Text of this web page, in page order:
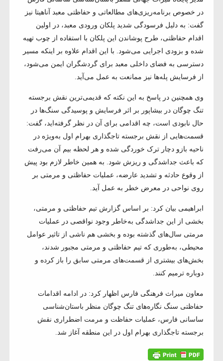
در خصوص برنامه‌ریزی‌های مطالعاتی و حفاظتی معبد آناهیتا نیز
گفت: به دلیل فرسودگی شدید پلکان ورودی معبد، در اولین
اقدام حفاظتی، طرح پوشاندن این پلکان با استفاده از چوب تهیه
شده و بزودی اجرایی می‌شود. با این اقدام علاوه بر اینکه مسیر
دسترسی به فضای داخلی معبد برای گردشگران ایمن می‌شود،
از فرسایش پله‌ها نیز ممانعت به عمل می‌آید.
وی همچنین در پاسخ به این نکته که قدیمی‌ترین نقش برجسته
تنگ چوگان در بیشاپور بر اثر فرسایش و پوسیدگی سنگ‌ها در
حال نابودی است، چه اقدامی برای آن در نظر گرفته‌اید، گفت:
قسمت‌هایی از نقش برجسته تاجگذاری بهرام اول به‌ویژه در
ناحیه بازو دچار ترک خوردگی شده و هر لحظه بیم آن می‌رفت
که باعث جداشدگی و ریزش شود. به همین خاطر لازم بود پیش
از وقوع حادثه و تشدید عارضه، عملیات حفاظتی و مرمتی بر
روی نواحی در معرض خطر به عمل آید.
ابراهیمی بیان کرد: بر اساس گزارش تیم حفاظتی و مرمتی،
بخشی از این جداشدگی به‌خاطر وجود نواقصی در عملیات
مرمتی سال‌های گذشته بوده و بخشی هم ناشی از تاثیر عوامل
محیطی، به‌طوری که تیم حفاظتی و مرمتی مجبور شدند،
بخش‌های بیشتری از قسمت‌های مرمتی سابق را باز کرده و
دوباره ترمیم کنند.
معاون میراث فرهنگی فارس اظهار کرد: در ادامه اقدامات
حفاظتی سنگ نگاره‌های تنگ چوگان منظر باستان‌شناسی
ساسانی فارس، عملیات حفاظت و مرمت اضطراری نقش
برجسته تاجگذاری بهرام اول در این منطقه آغاز شد.